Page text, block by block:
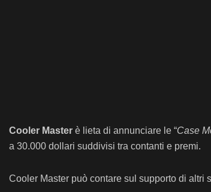
Cooler Master è lieta di annunciare le “Case
a 30.000 dollari suddivisi tra contanti e premi.
Cooler Master può contare sul supporto di altri